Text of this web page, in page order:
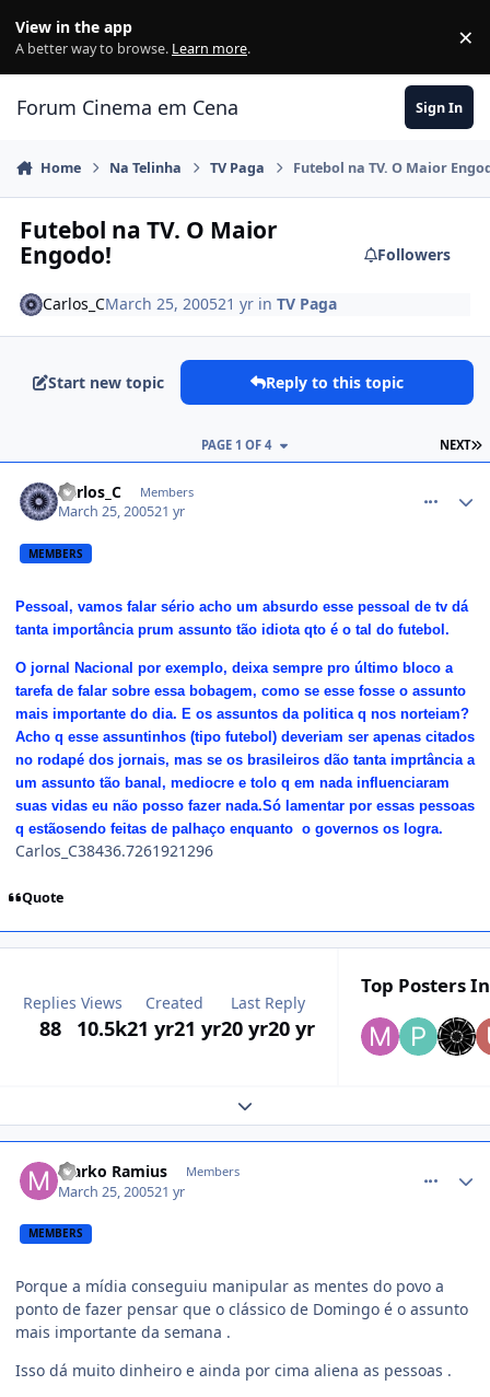
View in the app
A better way to browse. Learn more. ×
Forum Cinema em Cena Sign In
Home Na Telinha TV Paga Futebol na TV. O Maior
Futebol na TV. O Maior
Engodo!
Followers
Carlos_CMarch 25, 200521 yr inTV Paga
Start new topic Reply to this topic
NEXT
PAGE 1 OF 4
Carlos_C Members
March 25, 200521 yr
MEMBERS
Pessoal, vamos falar sério acho um absurdo esse pessoal de tv dá
tanta importância prum assunto tão idiota qto é o tal do futebol.
O jornal Nacional por exemplo, deixa sempre pro último bloco a
tarefa de falar sobre essa bobagem, como se esse fosse o assunto
mais importante do dia. E os assuntos da politica q nos norteiam?
Acho q esse assuntinhos (tipo futebol) deveriam ser apenas citados
no rodapé dos jornais, mas se os brasileiros dão tanta imprtância a
um assunto tão banal, mediocre e tolo q em nada influenciaram
suas vidas eu não posso fazer nada.Só lamentar por essas pessoas
q estãosendo feitas de palhaço enquanto o governos os logra.
Carlos_C38436.7261921296
Quote
Replies
88
Views
10.5k
Created
21 yr21 yr
Last Reply
20 yr20 yr
Top Posters
Expand topic overview
Marko Ramius Members
March 25, 200521 yr
MEMBERS
Porque a mídia conseguiu manipular as mentes do povo a
ponto de fazer pensar que o clássico de Domingo é o assunto
mais importante da semana .
Isso dá muito dinheiro e ainda por cima aliena as pessoas .